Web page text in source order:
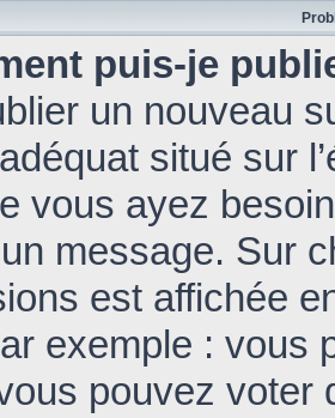
puis-je
un nouveau
situé sur
vous ayez
message. Sur
est affichée
exemple : vous
pouvez voter